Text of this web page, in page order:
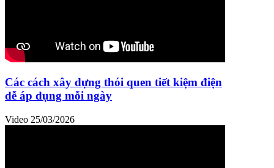
Các cách xây dựng thói quen tiết kiệm điện
dễ áp dụng mỗi ngày
Video 25/03/2026